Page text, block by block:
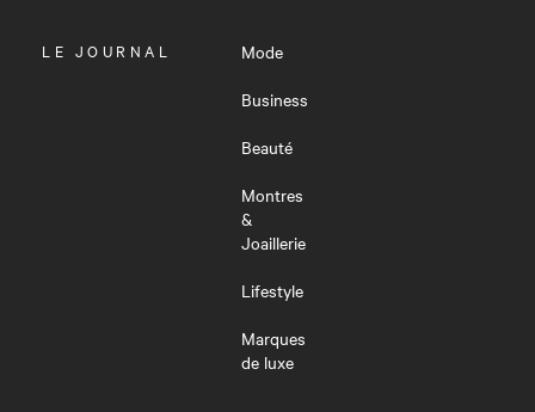
OUVRIR
LE JOURNAL
Mode
Business
Beauté
Montres
&
Joaillerie
Lifestyle
Marques
de luxe